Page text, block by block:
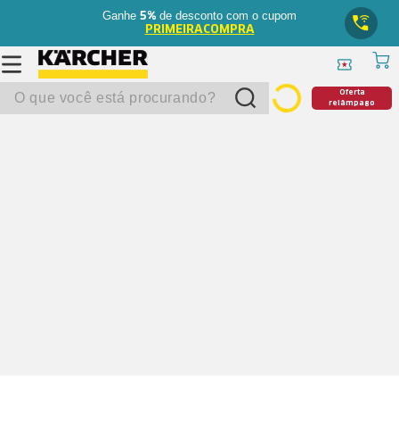
Ganhe 5% de desconto com o cupom
PRIMEIRACOMPRA
O que você está procurando?
Oferta
relâmpago